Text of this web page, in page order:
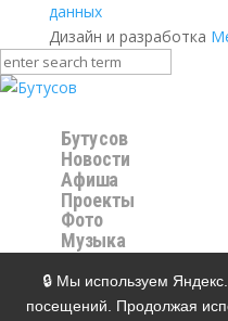
данных
🔒 Мы используем
посещений. Продолжая
Дизайн и разработка
Бутусов
Новости
Афиша
Проекты
Фото
Музыка
Магазин
Контакты